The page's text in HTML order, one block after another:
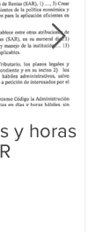
y horas